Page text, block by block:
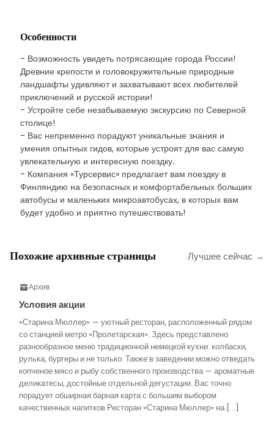
Особенности
- Возможность увидеть потрясающие города России!
Древние крепости и головокружительные природные
ландшафты удивляют и захватывают всех любителей
приключений и русской истории!
- Устройте себе незабываемую экскурсию по Северной
столице!
- Вас непременно порадуют уникальные знания и
умения опытных гидов, которые устроят для вас самую
увлекательную и интересную поездку.
- Компания «Турсервис» предлагает вам поездку в
Финляндию на безопасных и комфортабельных больших
автобусы и маленьких микроавтобусах, в которых вам
будет удобно и приятно путешествовать!
Похожие архивные страницы Лучшее сейчас →
Архив
Условия акции
«Старина Мюллер» — уютный ресторан, расположенный рядом
со станцией метро «Пролетарская». Здесь представлено
разнообразное меню традиционной немецкой кухни: колбаски,
рулька, бургеры и не только. Также в заведении можно отведать
копченое мясо и рыбу собственного производства — ароматные
деликатесы, достойные отдельной дегустации. Вас точно
порадует обширная барная карта с большим выбором
качественных напитков.Ресторан «Старина Мюллер» на […]